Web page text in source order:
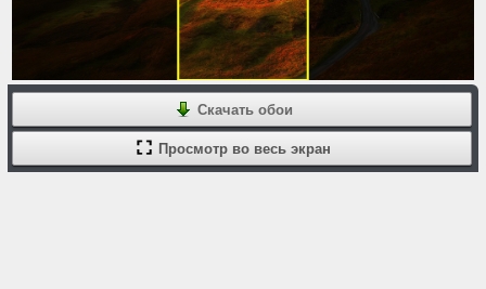
Скачать обои
Просмотр во весь экран